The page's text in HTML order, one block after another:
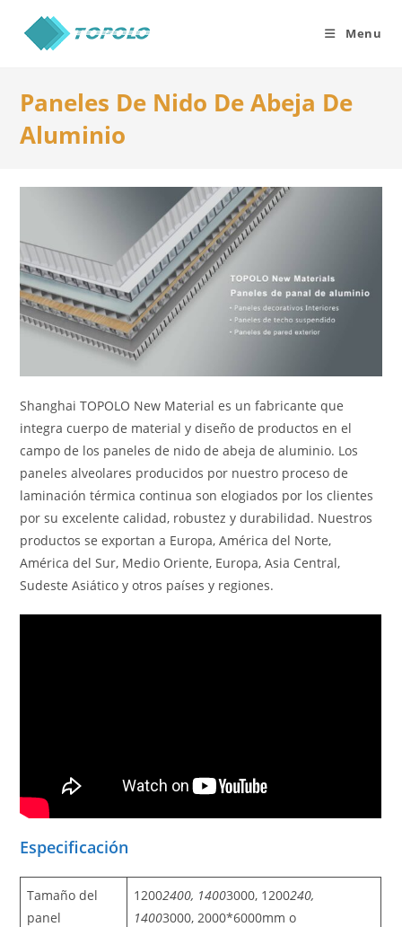
content
Menu
Paneles De Nido De Abeja De
Aluminio
Shanghai TOPOLO New Material es un fabricante que
integra cuerpo de material y diseño de productos en el
campo de los paneles de nido de abeja de aluminio. Los
paneles alveolares producidos por nuestro proceso de
laminación térmica continua son elogiados por los clientes
por su excelente calidad, robustez y durabilidad. Nuestros
productos se exportan a Europa, América del Norte,
América del Sur, Medio Oriente, Europa, Asia Central,
Sudeste Asiático y otros países y regiones.
Especificación
Tamaño del
panel
12002400, 14003000, 1200240,
14003000, 2000*6000mm o